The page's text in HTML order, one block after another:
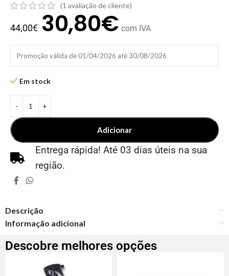
(1 avaliação de cliente)
44,00€ 30,80€ com IVA
Promoção válida de 01/04/2026 até 30/08/2026
Em stock
Adicionar
Entrega rápida! Até 03 dias úteis na sua
região.
Descrição
Informação adicional
Descobre melhores opções